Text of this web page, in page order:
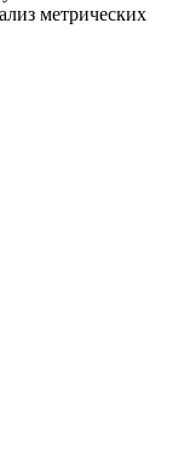
метрических